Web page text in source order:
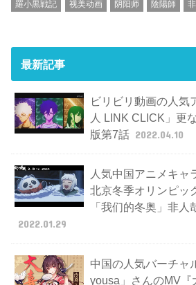
羅小黒戦記
视美动画 阴阳师 陰陽師
最新記事
ビリビリ動画の人気
人 LINK CLICK」更
版第7話 2022.04.10
人気中国アニメキャ
北京冬季オリンピッ
「我们的冬奥」非人
2022.01.29
中国の人気バーチャ
yousa」さんのMV『